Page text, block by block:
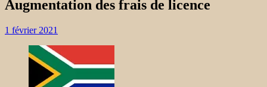
Augmentation des frais de licence
1 février 2021